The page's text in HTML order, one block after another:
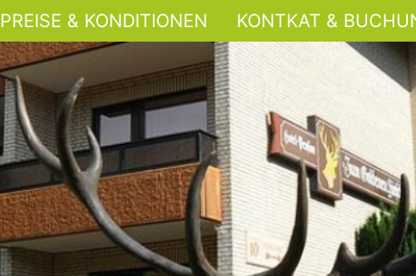
PREISE & KONDITIONEN KONTKAT &